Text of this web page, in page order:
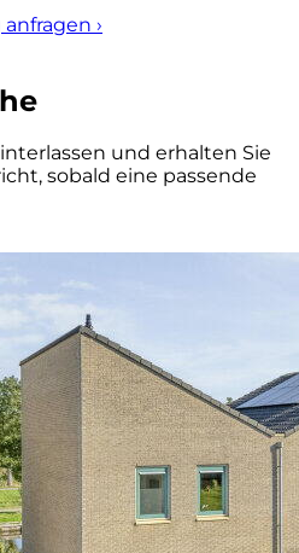
›
und erhalten Sie
sobald eine passende